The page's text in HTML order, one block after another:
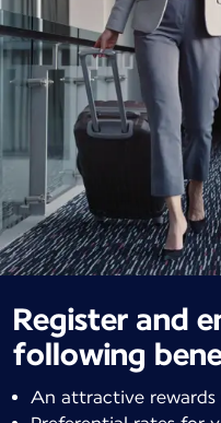
Register and
following
An attractive rewards